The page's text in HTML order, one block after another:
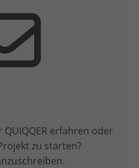
erfahren oder
zu starten?